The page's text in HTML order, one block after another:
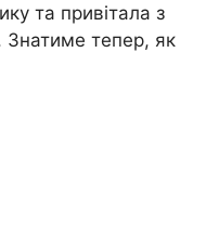
та привітала з
Знатиме тепер, як